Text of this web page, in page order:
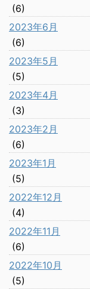
(6)
2023年6月
(6)
2023年5月
(5)
2023年4月
(3)
2023年2月
(6)
2023年1月
(5)
2022年12月
(4)
2022年11月
(6)
2022年10月
(5)